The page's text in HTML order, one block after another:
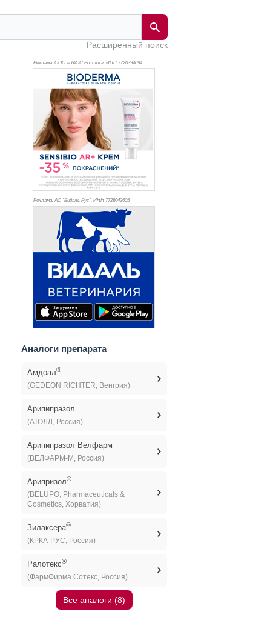
Расширенный поиск
Реклама. ООО «НАОС Восток», ИНН 7720394094
Реклама. АО "Видаль Рус", ИНН 7728043605
Аналоги препарата
Амдоал®
(GEDEON RICHTER, Венгрия)
Арипипразол
(АТОЛЛ, Россия)
Арипипразол Велфарм
(ВЕЛФАРМ-М, Россия)
Арипризол®
(BELUPO, Pharmaceuticals &
Cosmetics, Хорватия)
Зилаксера®
(КРКА-РУС, Россия)
Ралотекс®
(ФармФирма Сотекс, Россия)
Все аналоги (8)